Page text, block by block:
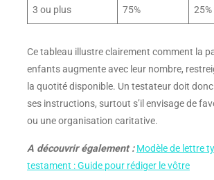
3 ou plus 75% 25%
Ce tableau illustre clairement comment la
enfants augmente avec leur nombre,
la quotité disponible. Un testateur doit
ses instructions, surtout s’il envisage de
ou une organisation caritative.
A découvrir également : Modèle de lettre
testament : Guide pour rédiger le vôtre